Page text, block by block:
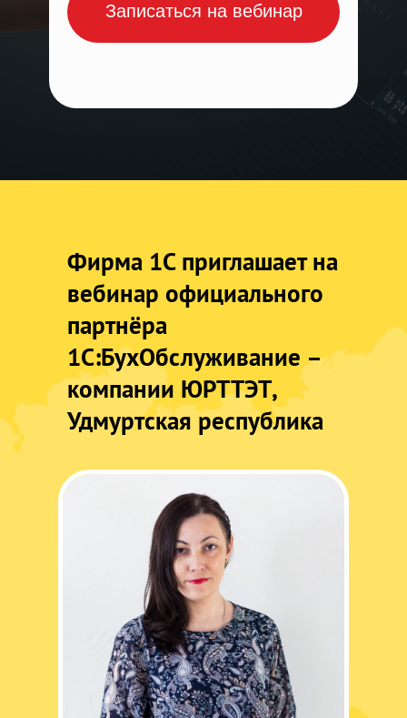
Записаться на вебинар
Фирма 1С приглашает на
вебинар официального
партнёра
1С:БухОбслуживание –
компании ЮРТТЭТ,
Удмуртская республика